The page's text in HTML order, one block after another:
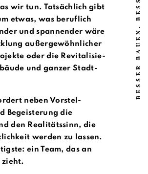
FAQ
wir tun. Tatsächlich gibt
etwas, was beruflich
und spannender wäre
außergewöhnlicher
oder die Revitali­sie­
und ganzer Stadt­
neben Vor­stel­
Begeisterung die
den Realitätssinn, die
werden zu lassen.
ein Team, das an
zieht.